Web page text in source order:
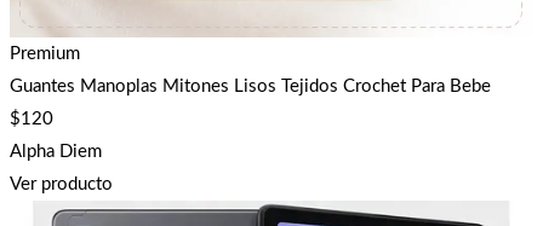
Premium
Guantes Manoplas Mitones Lisos Tejidos Crochet Para Bebe
$120
Alpha Diem
Ver producto